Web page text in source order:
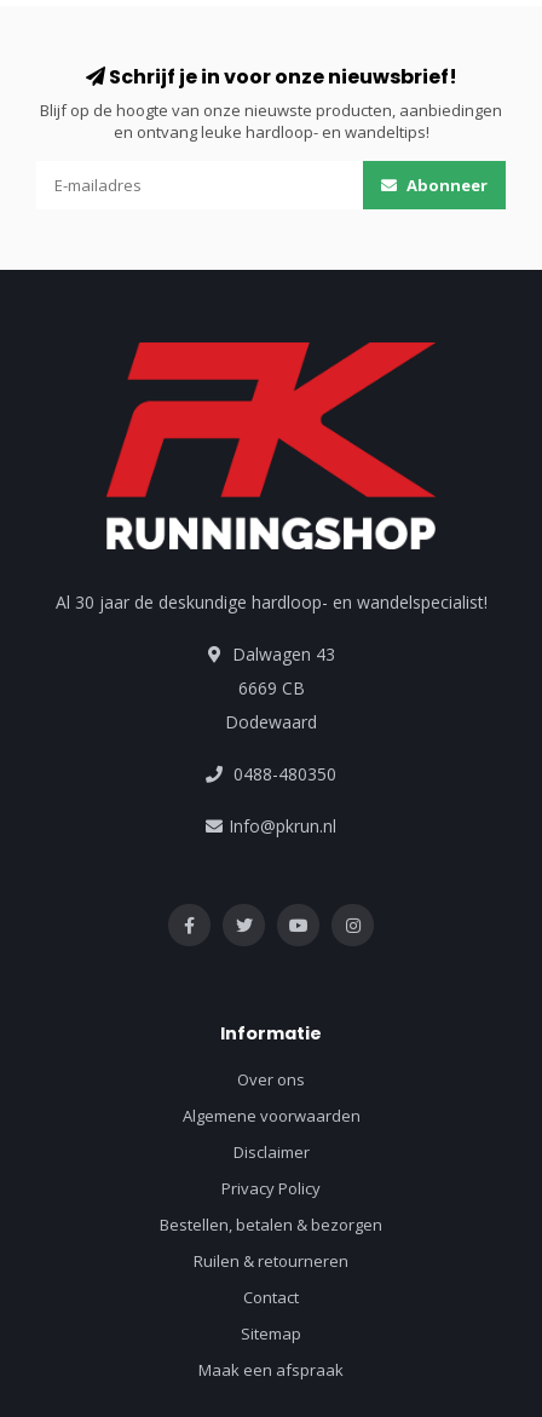
Schrijf je in voor onze nieuwsbrief!
Blijf op de hoogte van onze nieuwste producten, aanbiedingen
en ontvang leuke hardloop- en wandeltips!
Abonneer
Al 30 jaar de deskundige hardloop- en wandelspecialist!
Dalwagen 43
6669 CB
Dodewaard
0488-480350
Info@pkrun.nl
Informatie
Over ons
Algemene voorwaarden
Disclaimer
Privacy Policy
Bestellen, betalen & bezorgen
Ruilen & retourneren
Contact
Sitemap
Maak een afspraak